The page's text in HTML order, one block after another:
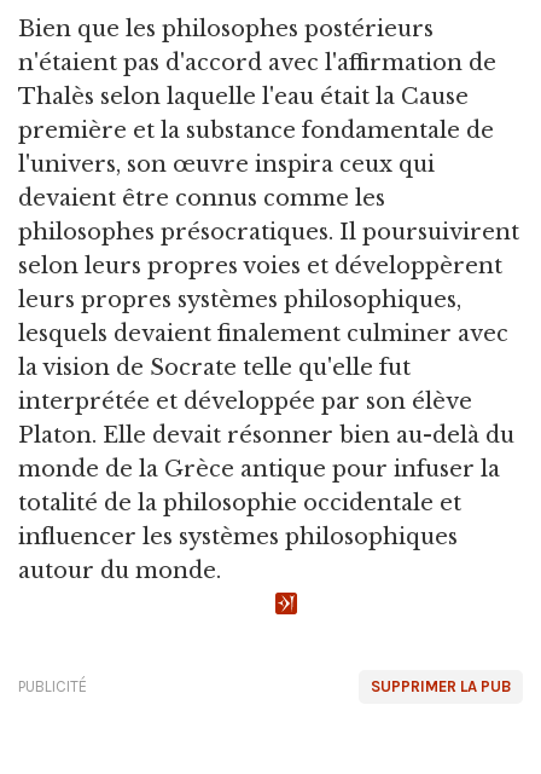
Bien que les philosophes postérieurs
n'étaient pas d'accord avec l'affirmation de
Thalès selon laquelle l'eau était la Cause
première et la substance fondamentale de
l'univers, son œuvre inspira ceux qui
devaient être connus comme les
philosophes présocratiques. Il poursuivirent
selon leurs propres voies et développèrent
leurs propres systèmes philosophiques,
lesquels devaient finalement culminer avec
la vision de Socrate telle qu'elle fut
interprétée et développée par son élève
Platon. Elle devait résonner bien au-delà du
monde de la Grèce antique pour infuser la
totalité de la philosophie occidentale et
influencer les systèmes philosophiques
autour du monde.
SUPPRIMER LA PUB
PUBLICITÉ